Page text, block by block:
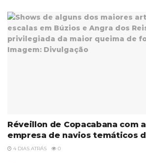
Réveillon de Copacabana com
empresa de navios temáticos
4 DIAS ATRÁS 0